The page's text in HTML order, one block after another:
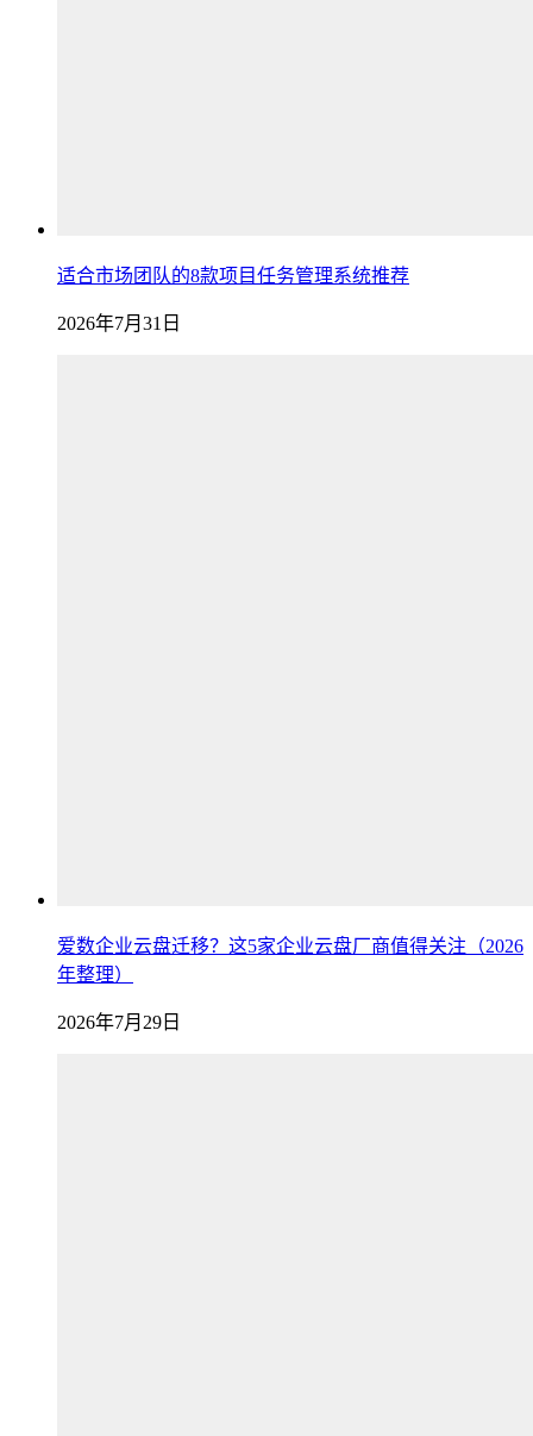
适合市场团队的8款项目任务管理系统推荐
2026年7月31日
爱数企业云盘迁移？这5家企业云盘厂商值得关注（2026
年整理）
2026年7月29日